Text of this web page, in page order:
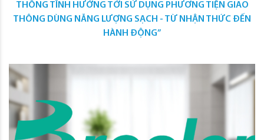
THÔNG TĨNH HƯỚNG TỚI SỬ DỤNG PHƯƠNG TIỆN GIAO
THÔNG DÙNG NĂNG LƯỢNG SẠCH - TỪ NHẬN THỨC ĐẾN
HÀNH ĐỘNG”